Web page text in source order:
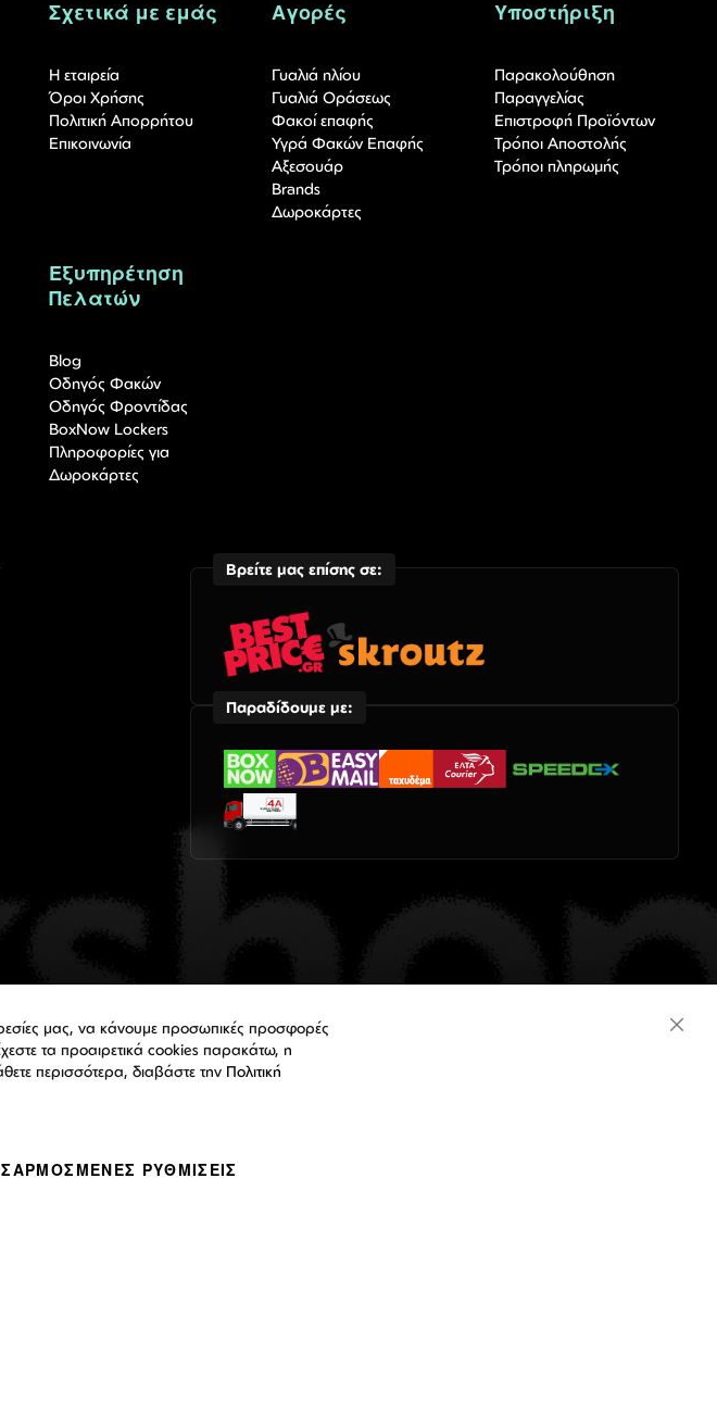
Σχετικά με εμάς
Η εταιρεία
Όροι Χρήσης
Πολιτική Απορρήτου
Επικοινωνία
Αγορές
Γυαλιά ηλίου
Γυαλιά Οράσεως
Φακοί επαφής
Υγρά Φακών Επαφής
Αξεσουάρ
Brands
Δωροκάρτες
Υποστήριξη
Παρακολούθηση
Παραγγελίας
Επιστροφή Προϊόντων
Τρόποι Αποστολής
Τρόποι πληρωμής
Εξυπηρέτηση
Πελατών
Blog
Οδηγός Φακών
Οδηγός Φροντίδας
BoxNow Lockers
Πληροφορίες για
Δωροκάρτες
Βρείτε μας επίσης σε:
Παραδίδουμε με:
Close
μας, να κάνουμε προσωπικές προσφορές
τα προαιρετικά cookies παρακάτω, η
περισσότερα, διαβάστε την Πολιτική
ΡΥΘΜΊΣΕΙΣ